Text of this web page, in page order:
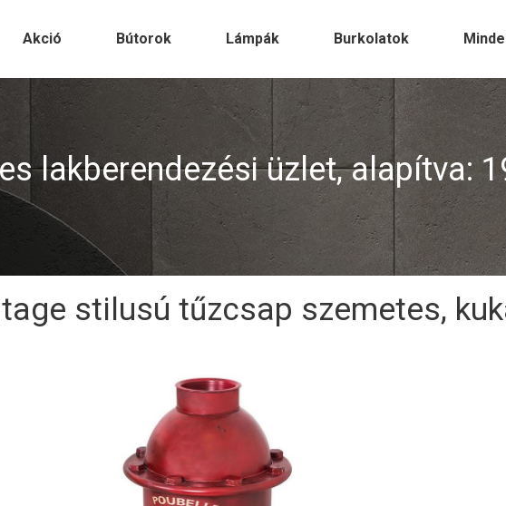
Akció Bútorok Lámpák Burkolatok
lakberendezési üzlet, alapítva:
stilusú tűzcsap szemetes,